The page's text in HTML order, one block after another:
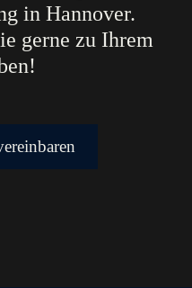
in Hannover.
gerne zu Ihrem